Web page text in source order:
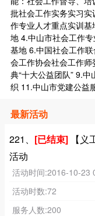
批社会工作实务实习实
作专业人才重点实训
地 4.中山市社会工作
基地 6.中国社会工作
会工作协会社会工作
典“十大公益团队” 9.
织 11.中山市党建公益
最新活动
221、 [已结束] 【
活动
活动时间:2016-10-23
活动时数:72
服务人数:200